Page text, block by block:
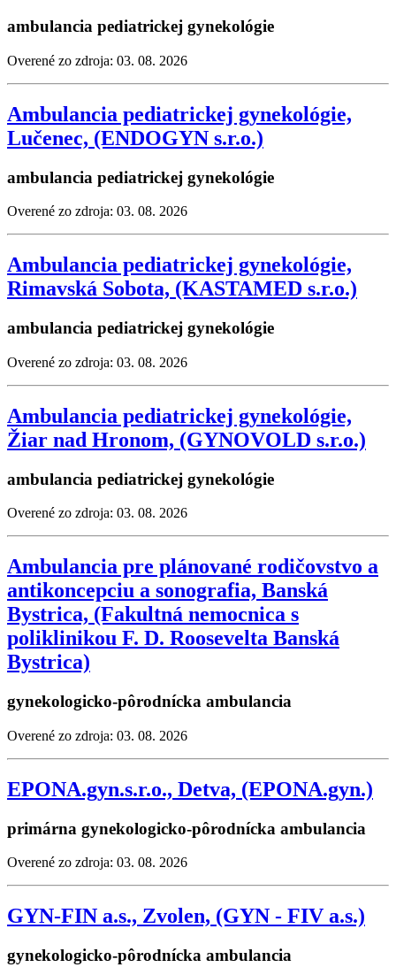
ambulancia pediatrickej gynekológie
Overené zo zdroja: 03. 08. 2026
Ambulancia pediatrickej gynekológie,
Lučenec, (ENDOGYN s.r.o.)
ambulancia pediatrickej gynekológie
Overené zo zdroja: 03. 08. 2026
Ambulancia pediatrickej gynekológie,
Rimavská Sobota, (KASTAMED s.r.o.)
ambulancia pediatrickej gynekológie
Overené zo zdroja: 03. 08. 2026
Ambulancia pediatrickej gynekológie,
Žiar nad Hronom, (GYNOVOLD s.r.o.)
ambulancia pediatrickej gynekológie
Overené zo zdroja: 03. 08. 2026
Ambulancia pre plánované rodičovstvo a
antikoncepciu a sonografia, Banská
Bystrica, (Fakultná nemocnica s
poliklinikou F. D. Roosevelta Banská
Bystrica)
gynekologicko-pôrodnícka ambulancia
Overené zo zdroja: 03. 08. 2026
EPONA.gyn.s.r.o., Detva, (EPONA.gyn.)
primárna gynekologicko-pôrodnícka ambulancia
Overené zo zdroja: 03. 08. 2026
GYN-FIN a.s., Zvolen, (GYN - FIV a.s.)
gynekologicko-pôrodnícka ambulancia